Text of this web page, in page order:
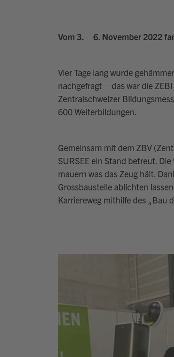
Vom 3. – 6. November 2022
Vier Tage lang wurde
nachgefragt – das war die
Zentralschweizer
600 Weiterbildungen.
Gemeinsam mit dem ZBV
SURSEE ein Stand betreut.
mauern was das Zeug hält.
Grossbaustelle ablichten
Karriereweg mithilfe des „Bau